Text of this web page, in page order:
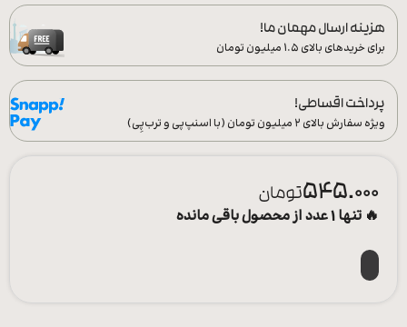
هزینه ارسال مهمان ما!
برای خریدهای بالای ۱.۵ میلیون تومان
پرداخت اقساطی!
ویژه سفارش‌ بالای ۲ میلیون تومان (با اسنپ‌پی و ترب‌پِی)
545.000تومان
🔥 تنها 1 عدد از محصول باقی مانده